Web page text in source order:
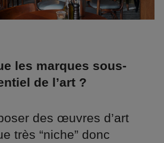
les marques sous-
de l’art ?
des œuvres d’art
très “niche” donc